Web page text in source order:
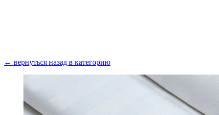
← вернуться назад в категорию